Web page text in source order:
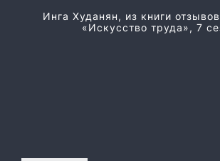
Инга Худанян, из книги
«Искусство труда», 7